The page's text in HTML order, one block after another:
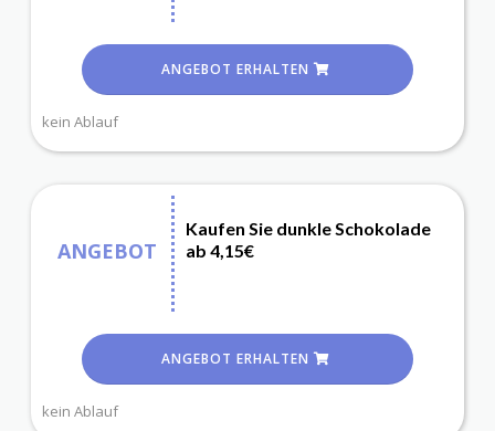
ANGEBOT ERHALTEN
kein Ablauf
ANGEBOT
Kaufen Sie dunkle Schokolade
ab 4,15€
ANGEBOT ERHALTEN
kein Ablauf